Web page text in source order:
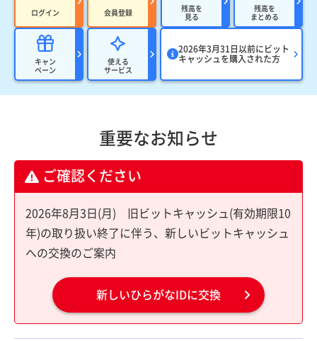
ログイン 会員登録
残高を
見る
残高を
まとめる
キャン
ペーン
使える
サービス
2026年3月31日以前にビット
キャッシュを購入された方
重要なお知らせ
ご確認ください
2026年8月3日(月) 旧ビットキャッシュ(有効期限10
年)の取り扱い終了に伴う、新しいビットキャッシュ
への交換のご案内
新しいひらがなIDに交換